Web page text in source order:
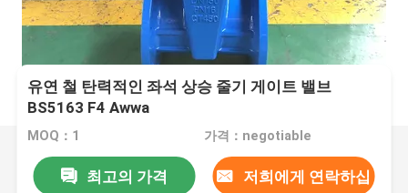
유연 철 탄력적인 좌석 상승 줄기 게이트 밸브
BS5163 F4 Awwa
MOQ：1 가격：negotiable
최고의 가격 저희에게 연락하십